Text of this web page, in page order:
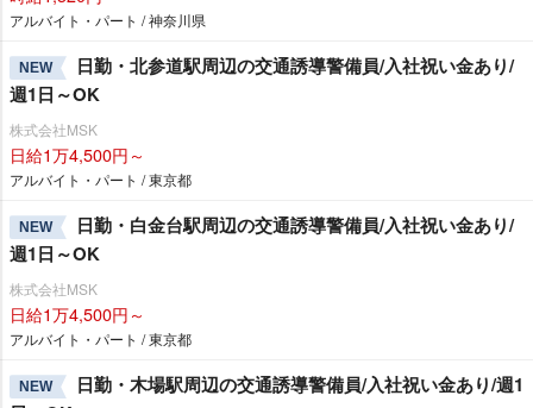
アルバイト・パート / 神奈川県
NEW
日勤・北参道駅周辺の交通誘導警備員/入社祝い金あり/
週1日～OK
株式会社MSK
日給1万4,500円～
アルバイト・パート / 東京都
NEW
日勤・白金台駅周辺の交通誘導警備員/入社祝い金あり/
週1日～OK
株式会社MSK
日給1万4,500円～
アルバイト・パート / 東京都
NEW
日勤・木場駅周辺の交通誘導警備員/入社祝い金あり/週1